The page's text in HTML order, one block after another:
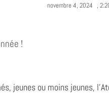
novembre 4, 2024 ,
!
jeunes ou moins jeunes,